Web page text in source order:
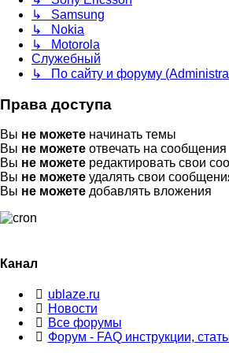
↳ Samsung
↳ Nokia
↳ Motorola
Служебный
↳ По сайту и форуму
Права доступа
Вы не можете начинать темы
Вы не можете отвечать на сообщения
Вы не можете редактировать свои
Вы не можете удалять свои
Вы не можете добавлять вложения
Канал
ublaze.ru
Новости
Все форумы
Форум - FAQ инструкции,